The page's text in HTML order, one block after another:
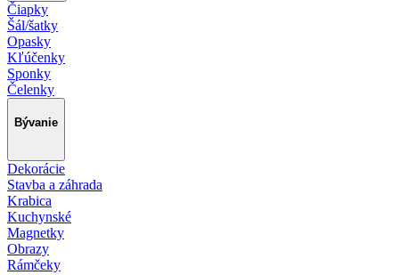
Čiapky
Šál/šatky
Opasky
Kľúčenky
Sponky
Čelenky
Bývanie
Dekorácie
Stavba a záhrada
Krabica
Kuchynské
Magnetky
Obrazy
Rámčeky